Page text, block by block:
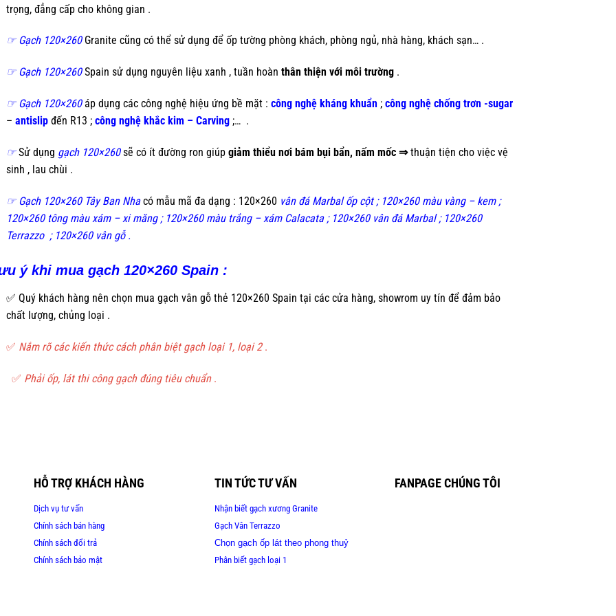
trọng, đẳng cấp cho không gian .
☞ Gạch 120×260Granite cũng có thể sử dụng để ốp tường phòng khách, phòng ngủ, nhà hàng, khách sạn… .
☞ Gạch 120×260Spain sử dụng nguyên liệu xanh , tuần hoàn thân thiện với môi trường .
☞ Gạch 120×260 áp dụng các công nghệ hiệu ứng bề mặt : công nghệ kháng khuẩn ; công nghệ chống trơn -sugar
– antislip đến R13 ; công nghệ khắc kim – Carving ;… .
☞Sử dụng gạch 120×260sẽ có ít đường ron giúp giảm thiểu nơi bám bụi bẩn, nấm mốc ⇒thuận tiện cho việc vệ
sinh , lau chùi .
☞ Gạch 120×260 Tây Ban Nhacó mẫu mã đa dạng : 120×260 vân đá Marbal ốp cột ; 120×260 màu vàng – kem ;
120×260 tông màu xám – xi măng ; 120×260 màu trắng – xám Calacata ; 120×260 vân đá Marbal ; 120×260
Terrazzo ; 120×260 vân gỗ .
ý khi mua gạch 120×260 Spain :
✅ Quý khách hàng nên chọn mua gạch vân gỗ thẻ 120×260 Spain tại các cửa hàng, showrom uy tín để đảm bảo
chất lượng, chủng loại .
✅ Nắm rõ các kiến thức cách phân biệt gạch loại 1, loại 2.
✅ Phải ốp, lát thi công gạch đúng tiêu chuẩn.
HỖ TRỢ KHÁCH HÀNG
Dịch vụ tư vấn
Chính sách bán hàng
Chính sách đổi trả
Chính sách bảo mật
TIN TỨC TƯ VẤN
Nhận biết gạch xương Granite
Gạch Vân Terrazzo
Chọn gạch ốp lát theo phong thuỷ
Phân biết gạch loại 1
FANPAGE CHÚNG TÔI